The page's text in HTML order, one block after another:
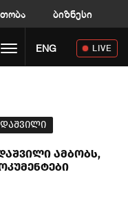
ბიზნესი
Toggle navigation
ENG LIVE
ამბობს,